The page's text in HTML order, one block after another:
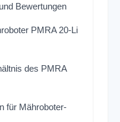
Bewertungen
PMRA 20-Li
des PMRA
für Mähroboter-